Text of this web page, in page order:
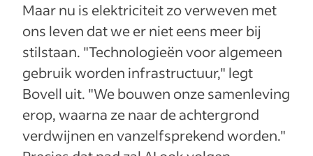
Maar nu is elektriciteit zo verweven met
ons leven dat we er niet eens meer bij
stilstaan. "Technologieën voor algemeen
gebruik worden infrastructuur," legt
Bovell uit. "We bouwen onze samenleving
erop, waarna ze naar de achtergrond
verdwijnen en vanzelfsprekend worden."